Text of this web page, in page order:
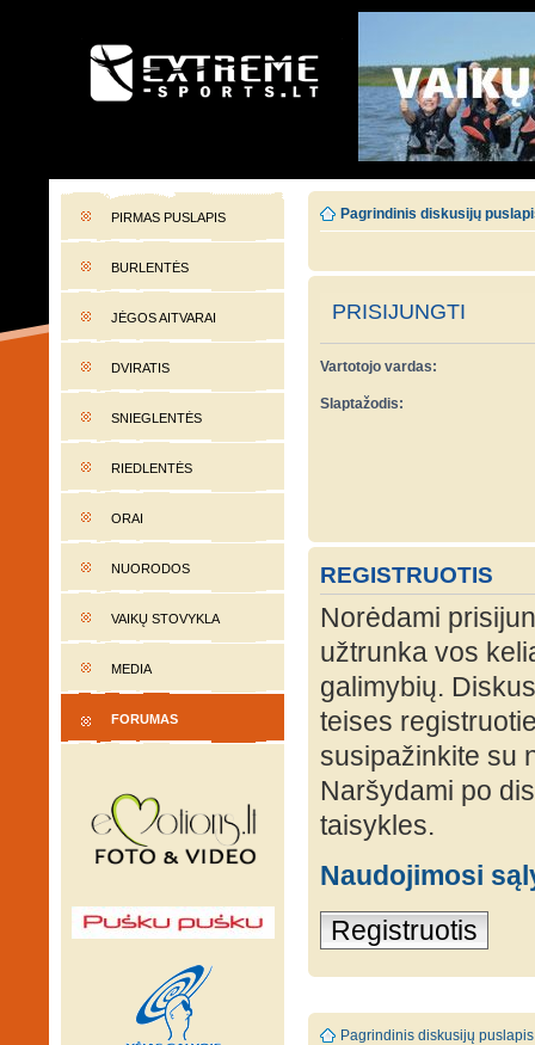
EXTREME-SPORTS.LT
PIRMAS PUSLAPIS
BURLENTĖS
JĖGOS AITVARAI
DVIRATIS
SNIEGLENTĖS
RIEDLENTĖS
ORAI
NUORODOS
VAIKŲ STOVYKLA
MEDIA
FORUMAS
Pagrindinis diskusijų
PRISIJUNGTI
Vartotojo vardas:
Slaptažodis:
REGISTRUOTIS
Norėdami
užtrunka vos
galimybių.
teises
susipažinkite su
Naršydami po
taisykles.
Naudojimosi
Registruotis
Pagrindinis diskusijų puslapis